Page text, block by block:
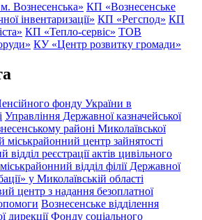
Вознесенська» КП «Вознесенське
інвентаризації» КП «Регспод» КП
КП «Тепло-сервіс» ТОВ
КУ «Центр розвитку громади»
фонду України в
Управління Державної казначейської
районі Миколаївської
міськрайонний центр зайнятості
реєстрації актів цивільного
відділ філії Державної
у Миколаївській області
центр з надання безоплатної
Вознесенське відділення
дирекції Фонду соціального